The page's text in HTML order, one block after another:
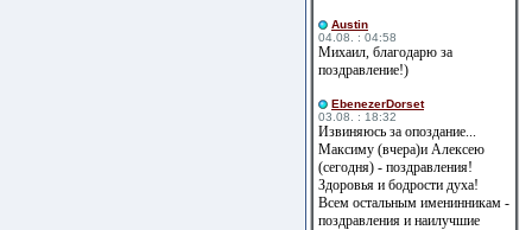
Austin
04.08. : 04:58
Михаил, благодарю за
поздравление!)
EbenezerDorset
03.08. : 18:32
Извиняюсь за опоздание...
Максиму (вчера)и Алексею
(сегодня) - поздравления!
Здоровья и бодрости духа!
Всем остальным именинникам -
поздравления и наилучшие